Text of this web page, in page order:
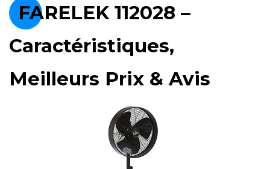
FARELEK 112028 –
Caractéristiques,
Meilleurs Prix & Avis